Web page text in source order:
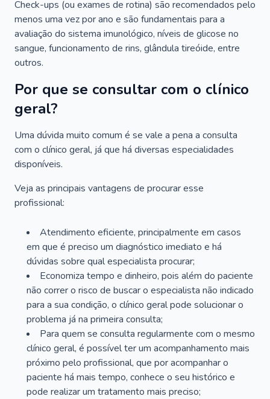
Check-ups (ou exames de rotina) são recomendados pelo
menos uma vez por ano e são fundamentais para a
avaliação do sistema imunológico, níveis de glicose no
sangue, funcionamento de rins, glândula tireóide, entre
outros.
Por que se consultar com o clínico
geral?
Uma dúvida muito comum é se vale a pena a consulta
com o clínico geral, já que há diversas especialidades
disponíveis.
Veja as principais vantagens de procurar esse
profissional:
Atendimento eficiente, principalmente em casos
em que é preciso um diagnóstico imediato e há
dúvidas sobre qual especialista procurar;
Economiza tempo e dinheiro, pois além do paciente
não correr o risco de buscar o especialista não indicado
para a sua condição, o clínico geral pode solucionar o
problema já na primeira consulta;
Para quem se consulta regularmente com o mesmo
clínico geral, é possível ter um acompanhamento mais
próximo pelo profissional, que por acompanhar o
paciente há mais tempo, conhece o seu histórico e
pode realizar um tratamento mais preciso;